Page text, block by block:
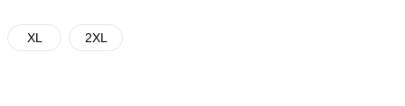
XL 2XL